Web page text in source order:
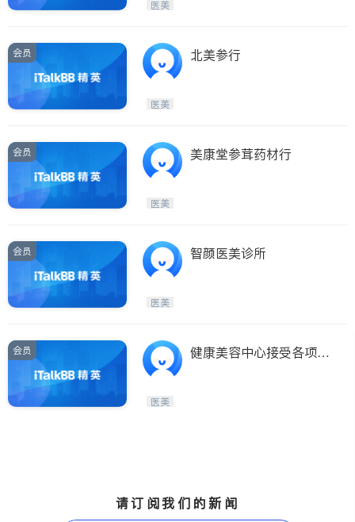
医美
会员 北美参行
医美
会员 美康堂参茸药材行
医美
会员 智颜医美诊所
医美
会员
健康美容中心接受各项保
医美
请订阅我们的新闻